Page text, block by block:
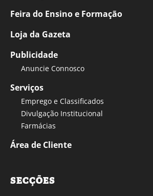
Feira do Ensino e Formação
Loja da Gazeta
Publicidade
Anuncie Connosco
Serviços
Emprego e Classificados
Divulgação Institucional
Farmácias
Área de Cliente
SECÇÕES